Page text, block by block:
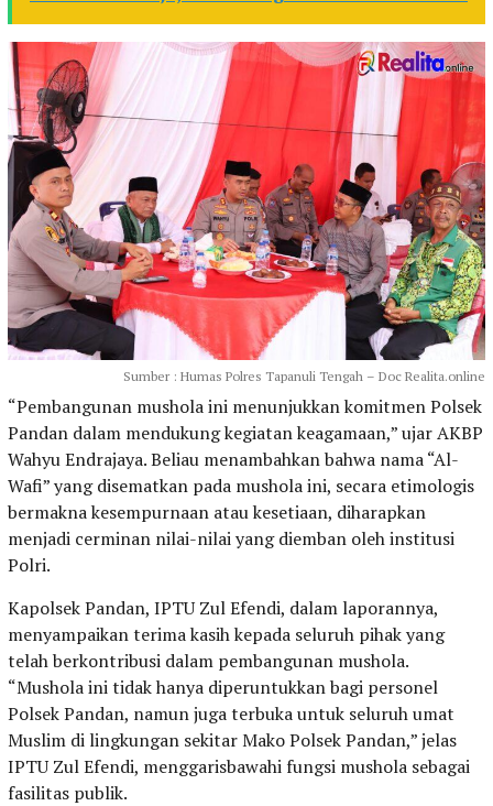
Sumber : Humas Polres Tapanuli Tengah – Doc Realita.online
“Pembangunan mushola ini menunjukkan komitmen Polsek
Pandan dalam mendukung kegiatan keagamaan,” ujar AKBP
Wahyu Endrajaya. Beliau menambahkan bahwa nama “Al-
Wafi” yang disematkan pada mushola ini, secara etimologis
bermakna kesempurnaan atau kesetiaan, diharapkan
menjadi cerminan nilai-nilai yang diemban oleh institusi
Polri.
Kapolsek Pandan, IPTU Zul Efendi, dalam laporannya,
menyampaikan terima kasih kepada seluruh pihak yang
telah berkontribusi dalam pembangunan mushola.
“Mushola ini tidak hanya diperuntukkan bagi personel
Polsek Pandan, namun juga terbuka untuk seluruh umat
Muslim di lingkungan sekitar Mako Polsek Pandan,” jelas
IPTU Zul Efendi, menggarisbawahi fungsi mushola sebagai
fasilitas publik.